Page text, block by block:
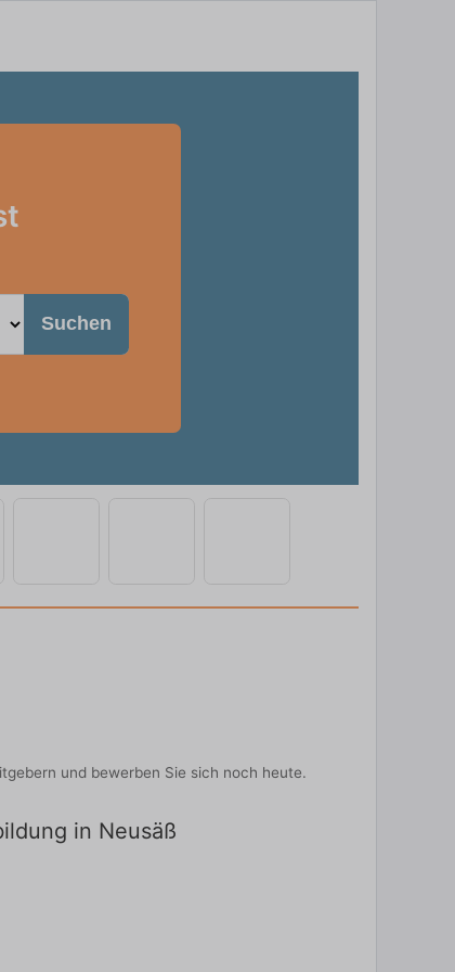
Suchen
und bewerben Sie sich noch heute.
in Neusäß